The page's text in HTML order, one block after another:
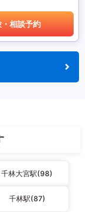
・相談予約
千林大宮駅(98)
千林駅(87)